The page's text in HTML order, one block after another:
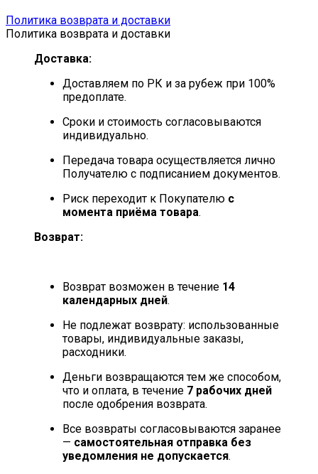
Политика возврата и доставки
Политика возврата и доставки
Доставка:
Доставляем по РК и за рубеж при 100%
предоплате.
Сроки и стоимость согласовываются
индивидуально.
Передача товара осуществляется лично
Получателю с подписанием документов.
Риск переходит к Покупателю с
момента приёма товара.
Возврат:
Возврат возможен в течение 14
календарных дней.
Не подлежат возврату: использованные
товары, индивидуальные заказы,
расходники.
Деньги возвращаются тем же способом,
что и оплата, в течение 7 рабочих дней
после одобрения возврата.
Все возвраты согласовываются заранее
— самостоятельная отправка без
уведомления не допускается.